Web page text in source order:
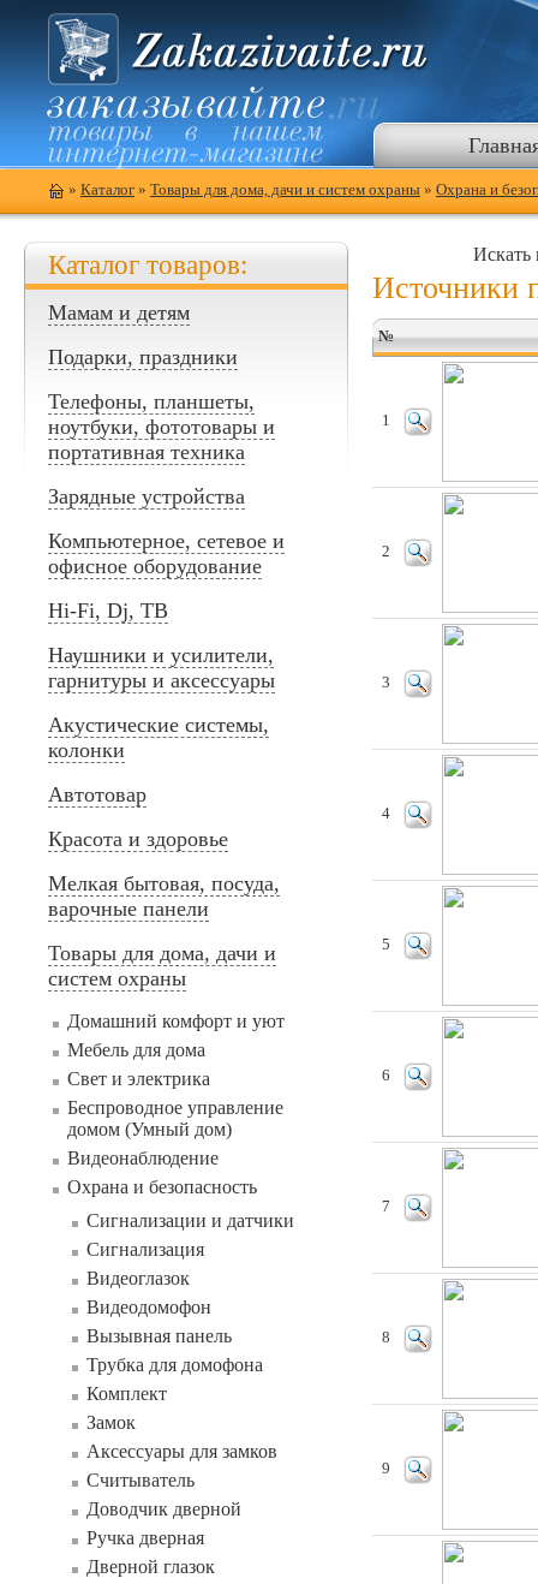
» Каталог » Товары для дома, дачи и систем охраны » Охрана и
Каталог товаров:
Мамам и детям
Подарки, праздники
Телефоны, планшеты,
ноутбуки, фототовары и
портативная техника
Зарядные устройства
Компьютерное, сетевое и
офисное оборудование
Hi-Fi, Dj, ТВ
Наушники и усилители,
гарнитуры и аксессуары
Акустические системы,
колонки
Автотовар
Красота и здоровье
Мелкая бытовая, посуда,
варочные панели
Товары для дома, дачи и
систем охраны
Домашний комфорт и уют
Мебель для дома
Свет и электрика
Беспроводное управление
домом (Умный дом)
Видеонаблюдение
Охрана и безопасность
Сигнализации и датчики
Сигнализация
Видеоглазок
Видеодомофон
Вызывная панель
Трубка для домофона
Комплект
Замок
Аксессуары для замков
Считыватель
Доводчик дверной
Ручка дверная
Дверной глазок
Искать
Источники
№
1
2
3
4
5
6
7
8
9